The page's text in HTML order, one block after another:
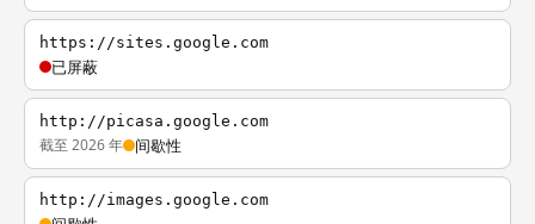
https://sites.google.com
已屏蔽
http://picasa.google.com
截至 2026 年 间歇性
http://images.google.com